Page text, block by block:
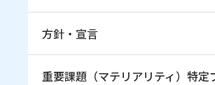
方針・宣言
重要課題（マテリアリティ）特定